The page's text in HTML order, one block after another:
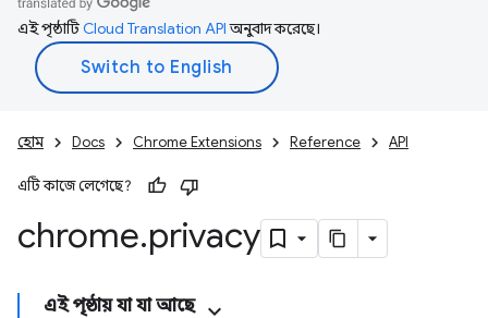
এই পৃষ্ঠাটিCloud Translation APIঅনুবাদ করেছে।
হোম Docs Chrome Extensions Reference API
এটি কাজে লেগেছে?
chrome.privacy
এই পৃষ্ঠায় যা যা আছে